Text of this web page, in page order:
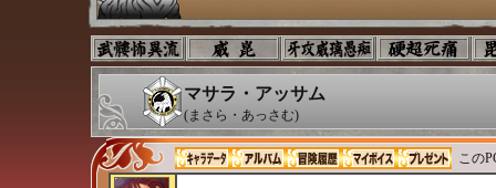
マサラ・アッサム
(まさら・あっさむ)
この